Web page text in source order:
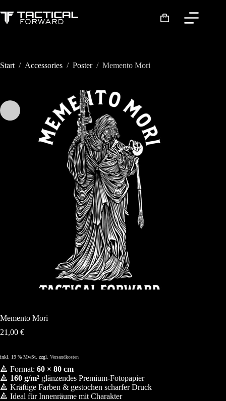
Inhalt
springen
Warenkorb
Start / Accessories / Poster / Memento Mori
Memento Mori
21,00 €
inkl. 19 % MwSt. zzgl. Versandkosten
🔺 Format: 60 × 80 cm
🔺 160 g/m² glänzendes Premium-Fotopapier
🔺 Kräftige Farben & gestochen scharfer Druck
🔺 Ideal für Innenräume mit Charakter